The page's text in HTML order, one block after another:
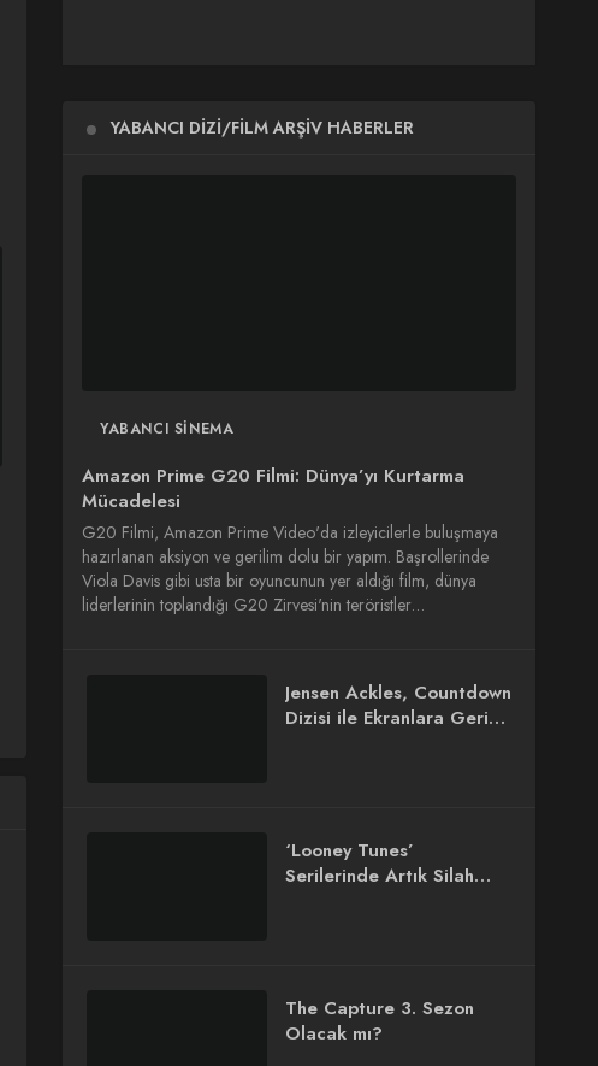
YABANCI DIZI/FILM ARŞIV HABERLER
YABANCI SINEMA
Amazon Prime G20 Filmi: Dünya’yı Kurtarma
Mücadelesi
G20 Filmi, Amazon Prime Video'da izleyicilerle buluşmaya
hazırlanan aksiyon ve gerilim dolu bir yapım. Başrollerinde
Viola Davis gibi usta bir oyuncunun yer aldığı film, dünya
liderlerinin toplandığı G20 Zirvesi'nin teröristler…
Jensen Ackles, Countdown
Dizisi ile Ekranlara Geri
‘Looney Tunes’
Serilerinde Artık Silah
The Capture 3. Sezon
Olacak mı?